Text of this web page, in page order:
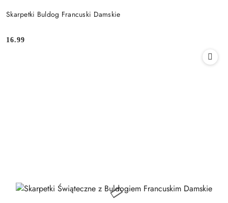
Skarpetki Buldog Francuski Damskie
Cena:
16.99